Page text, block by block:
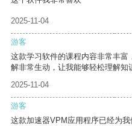
2025-11-04
游客
这款学习软件的课程内容非常丰
解非常生动，让我能够轻松理解知
2025-11-04
游客
这款加速器VPM应用程序已经为